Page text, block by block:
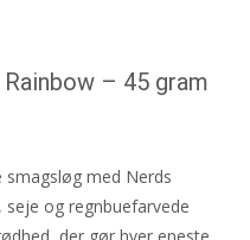
– 45 gram
smagsløg med Nerds
seje og regnbuefarvede